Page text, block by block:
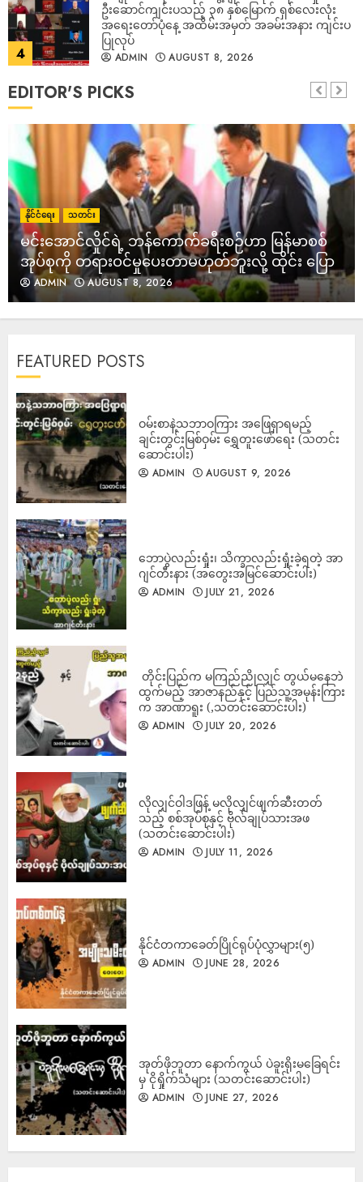
5
မင်းအောင်လှိုင်ရဲ့ ဘန်ကောက်ခရီးစဉ်ဟာ မြန်မာစစ်
အုပ်စုကို တရားဝင်မှုပေးတာမဟုတ်ဘူးလို့ ထိုင်း ပြော
ADMIN
ဆည်တော်ကြီးဆည်ရေ တံငါလမ်းပိုင်းနှင့် အချို့
ရွှေ့ပြောင်း
ADMIN AUGUST 8, 2026
7
လာမည့် ၂ ရက်အတွင်း မိုးဆက်လက် အားကောင်း
မည်၊ မြစ် ၄ စင်း စိုးရိမ်ရေမှတ်ရောက်နိုင်၍ ဒေသ
အချို့ ရေကြီးမှု သတိပေး
ADMIN AUGUST 7, 2026
ဝမ်းစာနဲ့သဘာဝကြား အဖြေရှာရမည့် ချင်းတွင်း
မြစ်ဝှမ်း ရွှေတူးဖော်ရေး (သတင်းဆောင်းပါး)
2
ပြည်တွင်းစက်သုံးဆီဈေး ၃ ပတ်ဆက်တိုက်မြင့်တက်
ADMIN AUGUST 9, 2026
3
မြန်မာပြည်သူနှင့်အတူရပ်တည်ကြောင်း ရှစ်လေးလုံး
ADMIN
EDITOR'S PICKS
နိုင်ငံရေး သတင်း
မင်းအောင်လှိုင်ရဲ့ ဘန်ကောက်ခရီးစဉ်ဟာ မြန်မာစစ်
အုပ်စုကို တရားဝင်မှုပေးတာမဟုတ်ဘူးလို့ ထိုင်း ပြော
ADMIN AUGUST 8, 2026
FEATURED POSTS
ဝမ်းစာနဲ့သဘာဝကြား အဖြေရှာရမည့်
ချင်းတွင်းမြစ်ဝှမ်း ရွှေတူးဖော်ရေး (သတင်း
ဆောင်းပါး)
ADMIN AUGUST 9, 2026
ဘောပွဲလည်းရှုံး၊ သိက္ခာလည်းရှုံးခဲ့ရတဲ့ အာ
ဂျင်တီးနား (အတွေးအမြင်ဆောင်းပါး)
ADMIN JULY 21, 2026
‎ တိုင်းပြည်က မကြည်ညိုလျှင် တွယ်မနေဘဲ
ထွက်မည့် အာဇာနည်နှင့် ပြည်သူ့အမုန်းကြား
က အာဏာရူး (,သတင်းဆောင်းပါး)
ADMIN JULY 20, 2026
လိုလျှင်ဝါဒဖြန့် မလိုလျှင်ဖျက်ဆီးတတ်
သည့် စစ်အုပ်စုနှင့် ဗိုလ်ချုပ်သားအဖ
(သတင်းဆောင်းပါး)
ADMIN JULY 11, 2026
နိုင်ငံတကာခေတ်ပြိုင်ရုပ်ပုံလွှာများ(၅)
ADMIN JUNE 28, 2026
အုတ်ဖိုဘူတာ နောက်ကွယ် ပဲခူးရိုးမခြေရင်း
မှ ငိုရှိုက်သံများ (သတင်းဆောင်းပါး)
ADMIN JUNE 27, 2026